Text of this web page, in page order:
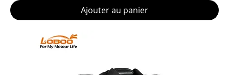
Ajouter au panier